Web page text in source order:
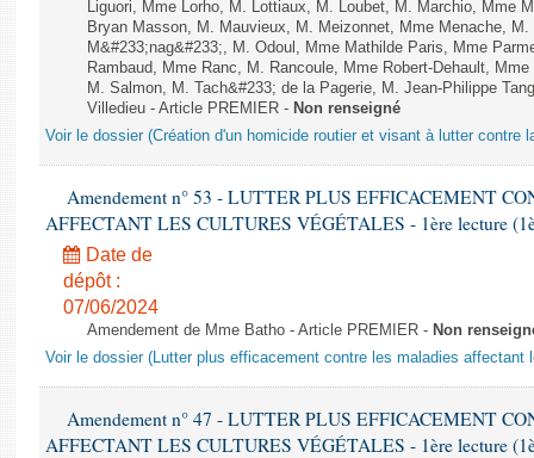
Liguori, Mme Lorho, M. Lottiaux, M. Loubet, M. Marchio, Mme
Bryan Masson, M. Mauvieux, M. Meizonnet, Mme Menache,
M&#233;nag&#233;, M. Odoul, Mme Mathilde Paris, Mme
Rambaud, Mme Ranc, M. Rancoule, Mme Robert-Dehault,
M. Salmon, M. Tach&#233; de la Pagerie, M. Jean-Philippe
Villedieu - Article PREMIER - Non renseigné
Voir le dossier (Création d'un homicide routier et visant à lutter contre
Amendement n° 53 - LUTTER PLUS EFFICACEMENT
AFFECTANT LES CULTURES VÉGÉTALES - 1ère lecture
Date de
dépôt :
07/06/2024
Amendement de Mme Batho - Article PREMIER - Non
Voir le dossier (Lutter plus efficacement contre les maladies affectant
Amendement n° 47 - LUTTER PLUS EFFICACEMENT
AFFECTANT LES CULTURES VÉGÉTALES - 1ère lecture